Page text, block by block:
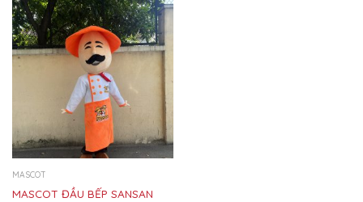
MASCOT
MASCOT ĐẦU BẾP SANSAN